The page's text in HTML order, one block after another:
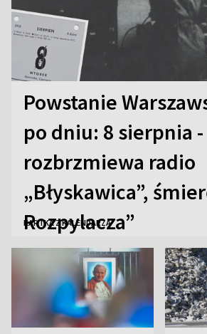
Powstanie
po dniu: 8 sierpnia -
rozbrzmiewa radio
„Błyskawica”,
Rozpylacza”
KARTKA Z KALENDARZA